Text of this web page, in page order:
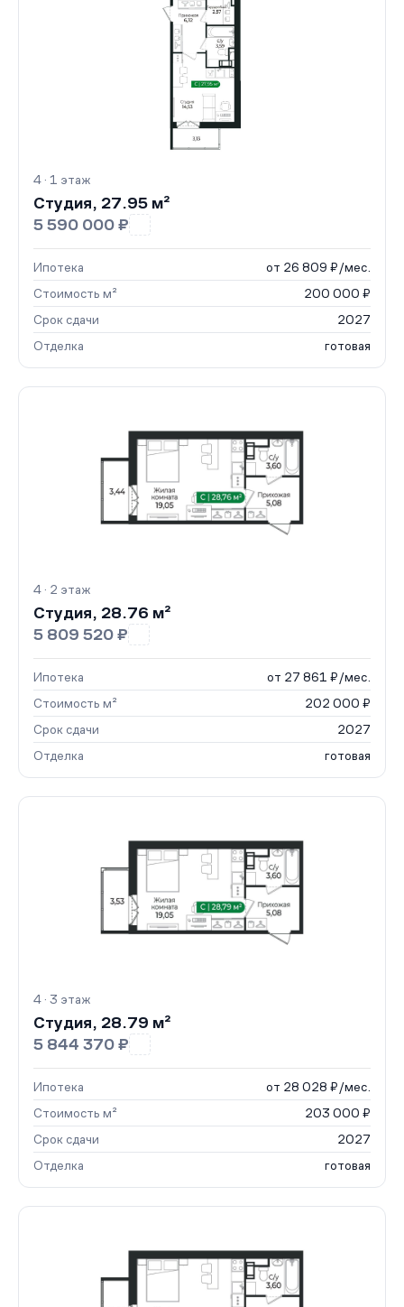
4 · 1 этаж
Студия, 27.95 м²
5 590 000 ₽
Ипотека
от 26 809 ₽/мес.
Стоимость м²
200 000 ₽
Срок сдачи
2027
Отделка
готовая
4 · 2 этаж
Студия, 28.76 м²
5 809 520 ₽
Ипотека
от 27 861 ₽/мес.
Стоимость м²
202 000 ₽
Срок сдачи
2027
Отделка
готовая
4 · 3 этаж
Студия, 28.79 м²
5 844 370 ₽
Ипотека
от 28 028 ₽/мес.
Стоимость м²
203 000 ₽
Срок сдачи
2027
Отделка
готовая